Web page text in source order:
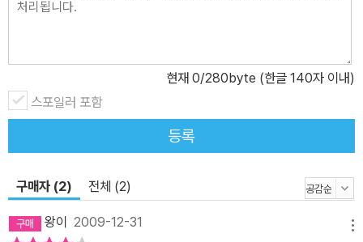
현재 0/280byte (한글 140자 이내)
스포일러 포함
등록
구매자 (2) 전체 (2)
왕이 2009-12-31